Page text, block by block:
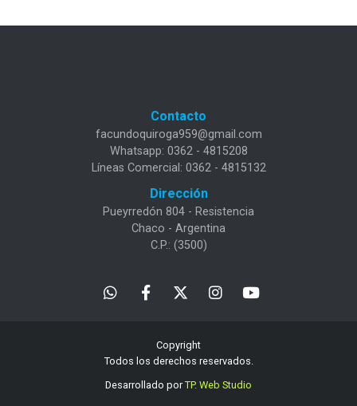
Contacto
facundoquiroga959@gmail.com
Whatsapp: 0362 - 4815208
Líneas Comercial: 0362 - 4815132
Dirección
Pueyrredón 804 - Resistencia
Chaco - Argentina
C.P.: (3500)
Copyright
Todos los derechos reservados.
Desarrollado porTP. Web Studio